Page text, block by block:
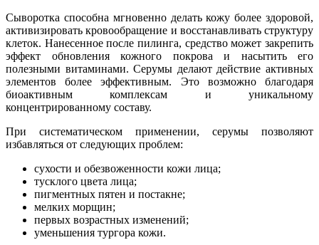
Сыворотка способна мгновенно делать кожу более здоровой,
активизировать кровообращение и восстанавливать структуру
клеток. Нанесенное после пилинга, средство может закрепить
эффект обновления кожного покрова и насытить его
полезными витаминами. Серумы делают действие активных
элементов более эффективным. Это возможно благодаря
биоактивным комплексам и уникальному
концентрированному составу.
При систематическом применении, серумы позволяют
избавляться от следующих проблем:
сухости и обезвоженности кожи лица;
тусклого цвета лица;
пигментных пятен и постакне;
мелких морщин;
первых возрастных изменений;
уменьшения тургора кожи.